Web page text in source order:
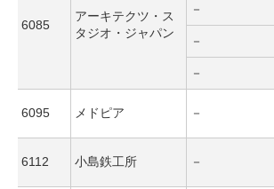
6085
アーキテクツ・ス
タジオ・ジャパン
－
－
－
6095 メドピア －
6112 小島鉄工所 －